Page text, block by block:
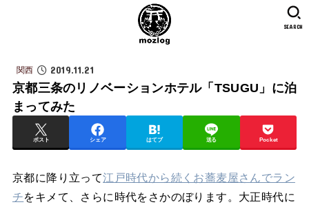
SEARCH
関西 2019.11.21
京都三条のリノベーションホテル「TSUGU」に泊
まってみた
ポスト シェア はてブ 送る Pocket
京都に降り立って江戸時代から続くお蕎麦屋さんでラン
チをキメて、さらに時代をさかのぼります。大正時代に